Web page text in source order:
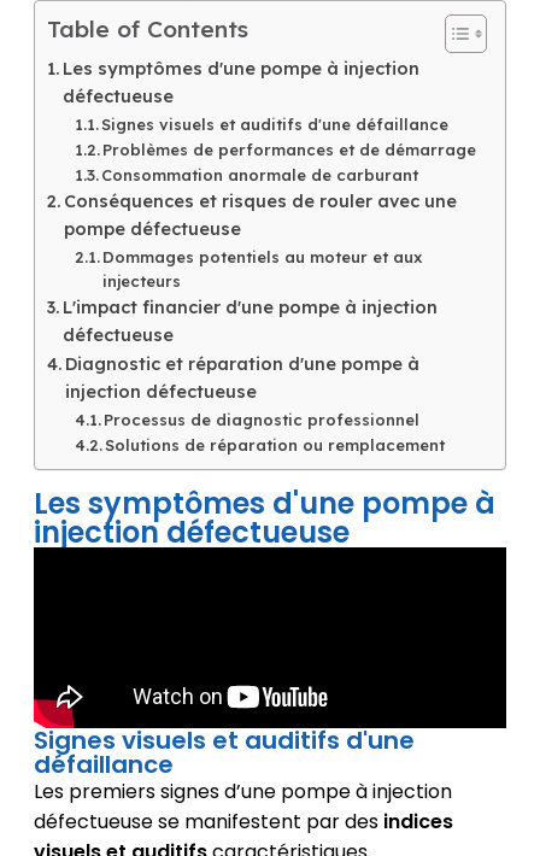
Table of Contents
Les symptômes d'une pompe à injection
défectueuse
Signes visuels et auditifs d'une défaillance
Problèmes de performances et de démarrage
Consommation anormale de carburant
Conséquences et risques de rouler avec une
pompe défectueuse
Dommages potentiels au moteur et aux
injecteurs
L'impact financier d'une pompe à injection
défectueuse
Diagnostic et réparation d'une pompe à
injection défectueuse
Processus de diagnostic professionnel
Solutions de réparation ou remplacement
Les symptômes d'une pompe à
injection défectueuse
Signes visuels et auditifs d'une
défaillance
Les premiers signes d’une pompe à injection
défectueuse se manifestent par des indices